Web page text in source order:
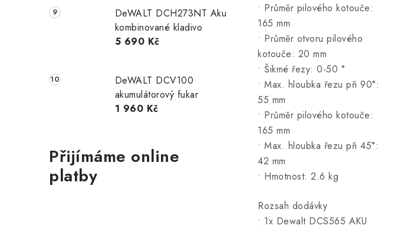
DeWALT DCH273NT Aku
kombinované kladivo
5 690 Kč
DeWALT DCV100
akumulátorový fukar
1 960 Kč
Přijímáme online
platby
• Průměr pilového kotouče:
165 mm
• Průměr otvoru pilového
kotouče: 20 mm
• Šikmé řezy: 0-50 °
• Max. hloubka řezu při 90°:
55 mm
• Průměr pilového kotouče:
165 mm
• Max. hloubka řezu při 45°:
42 mm
• Hmotnost: 2.6 kg
Rozsah dodávky
• 1x Dewalt DCS565 AKU